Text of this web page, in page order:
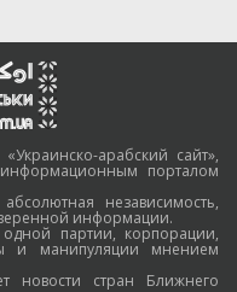
арабский сайт»,
порталом
независимость,
информации.
партии, корпорации,
и манипуляции мнением
новости стран Ближнего